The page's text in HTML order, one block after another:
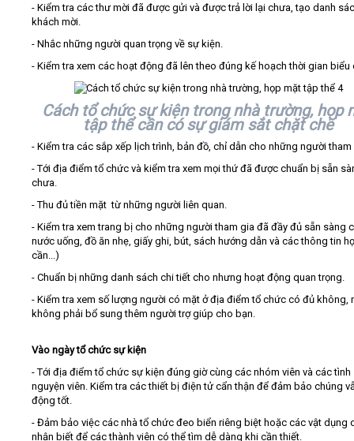
- Kiểm tra các thư mời đã được gửi và được trả lời lại chưa, tạo danh
khách mời.
- Nhắc những người quan trọng về sự kiện.
- Kiểm tra xem các hoạt động đã lên theo đúng kế hoạch thời gian biểu
Cách tổ chức sự kiện trong nhà trường, họp
tập thể cần có sự giám sắt chặt chẽ
- Kiểm tra các sắp xếp lịch trình, bản đồ, chỉ dẫn cho những người tham
- Tới địa điểm tổ chức và kiểm tra xem mọi thứ đã được chuẩn bị sẵn
chưa.
- Thu đủ tiền mặt từ những người liên quan.
- Kiểm tra xem trang bị cho những người tham gia đã đầy đủ sẵn sàng
nước uống, đồ ăn nhẹ, giấy ghi, bút, sách hướng dẫn và các thông tin
cần...)
- Chuẩn bị những danh sách chi tiết cho nhưng hoạt động quan trọng.
- Kiểm tra xem số lượng người có mặt ở địa điểm tổ chức có đủ không,
không phải bổ sung thêm người trợ giúp cho bạn.
Vào ngày tổ chức sự kiện
- Tới địa điểm tổ chức sự kiện đúng giờ cùng các nhóm viên và các tình
nguyện viên. Kiểm tra các thiết bị điện tử cẩn thận để đảm bảo chúng
động tốt.
- Đảm bảo việc các nhà tổ chức đeo biển riêng biệt hoặc các vật dụng
nhận biết để các thành viên có thể tìm dễ dàng khi cần thiết.